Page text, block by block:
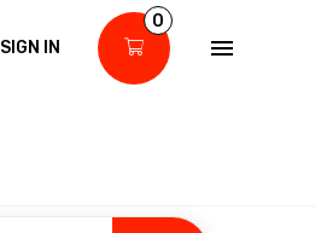
SIGN IN
0